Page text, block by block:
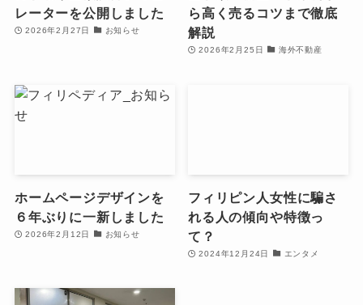
レーターを公開しました
2026年2月27日 お知らせ
ら高く売るコツまで徹底
解説
2026年2月25日 海外不動産
ホームページデザインを
６年ぶりに一新しました
2026年2月12日 お知らせ
フィリピン人女性に騙さ
れる人の傾向や特徴っ
て？
2024年12月24日 エンタメ